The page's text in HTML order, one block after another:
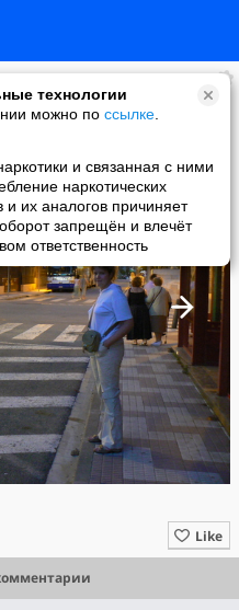
технологии
можно по ссылке
и связанная с ними
наркотических
и их аналогов причиняет
запрещён и влечёт
ответственность
Like